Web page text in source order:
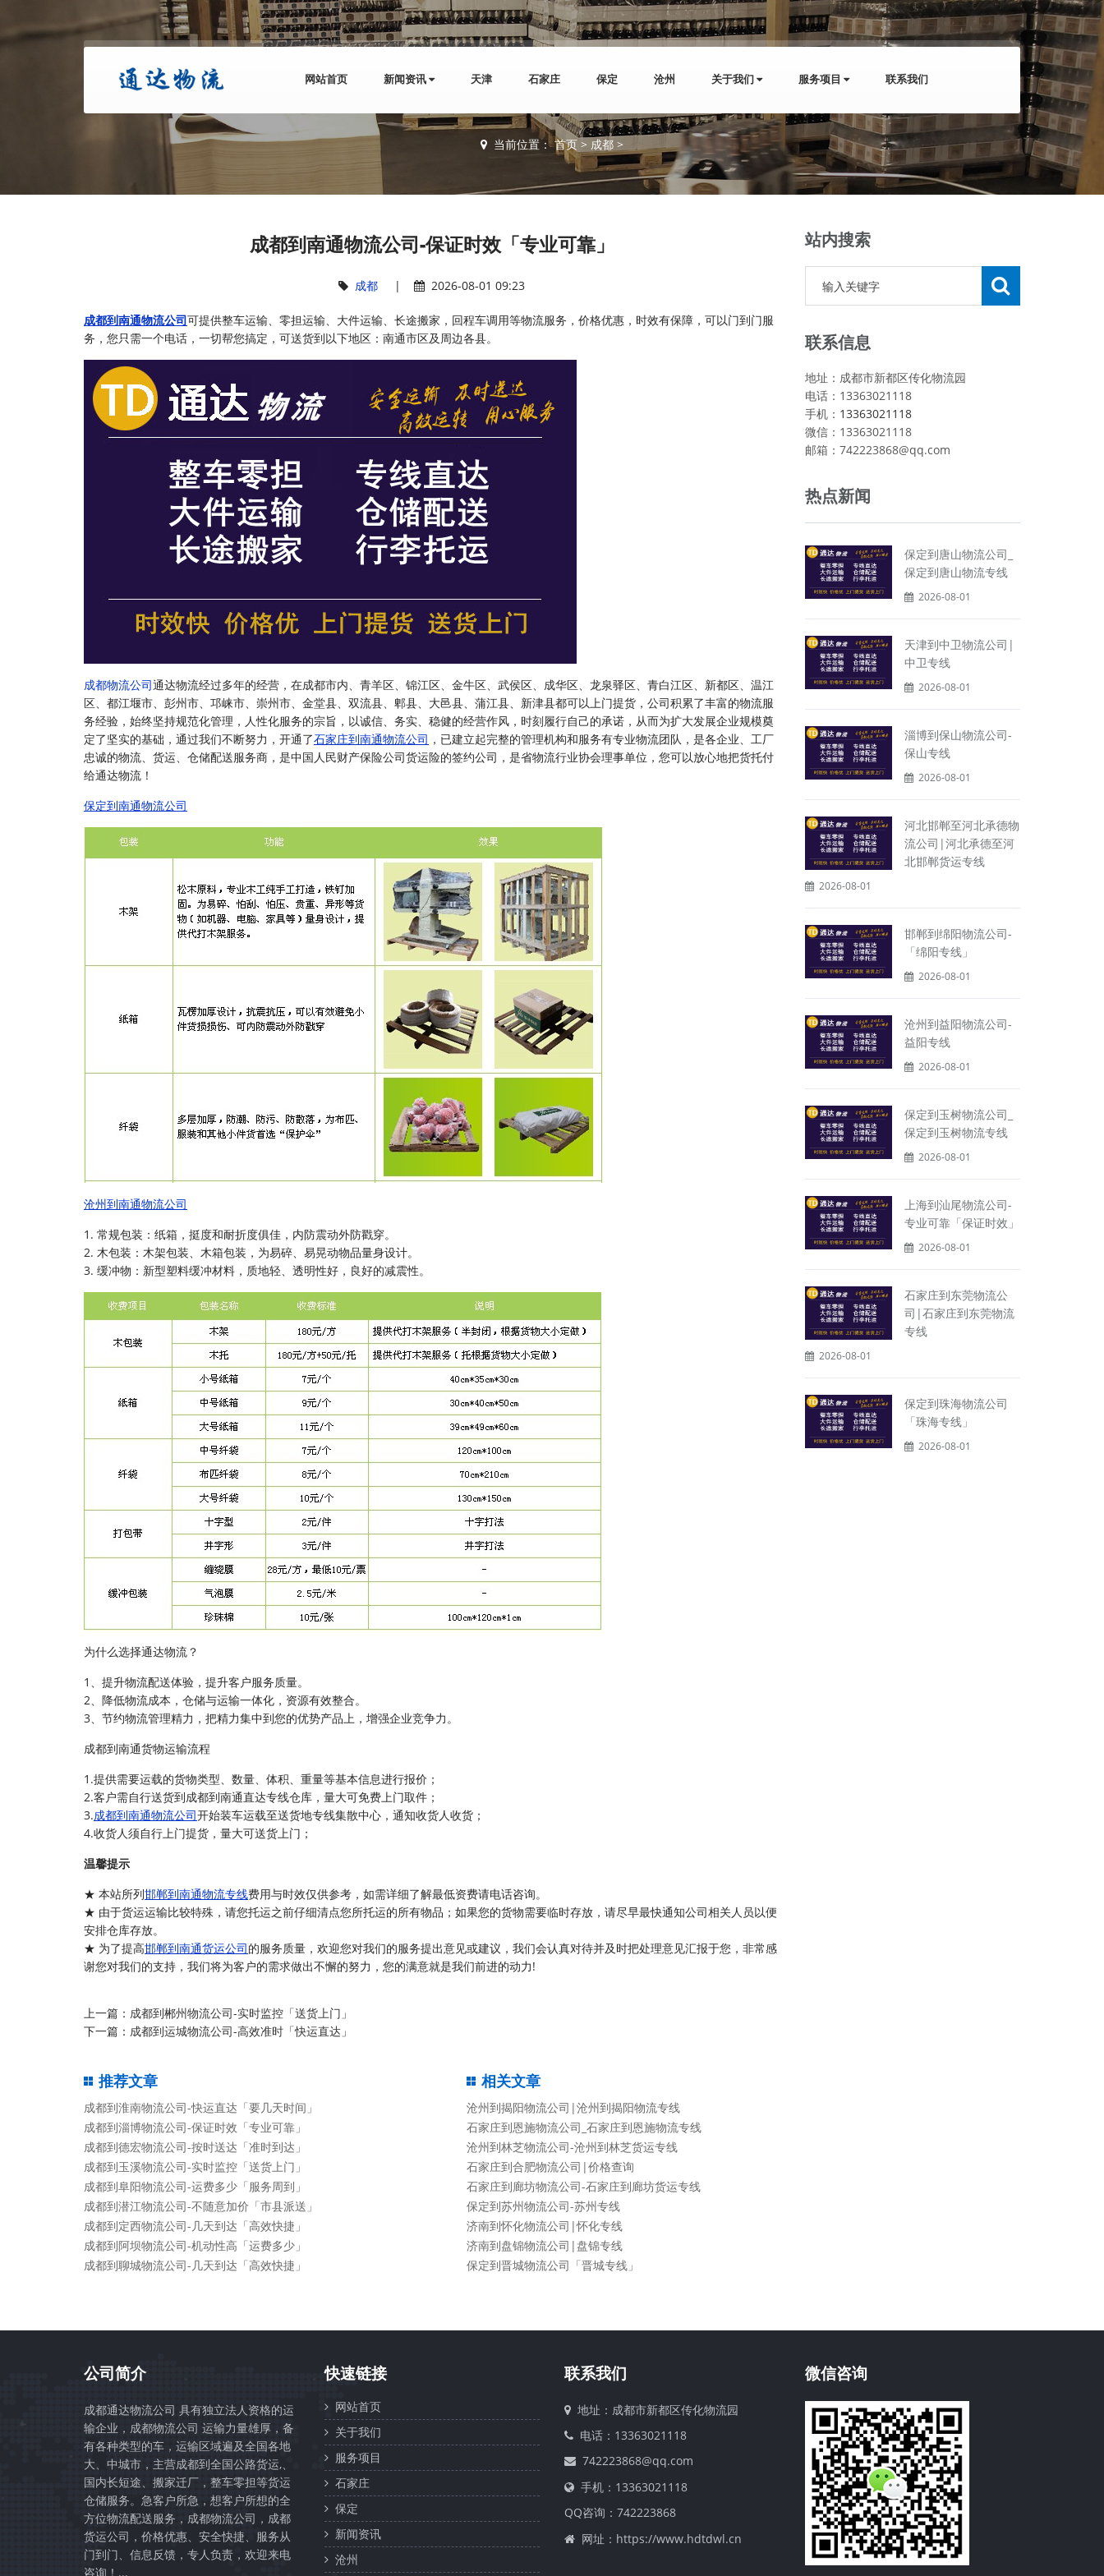
网站首页 新闻资讯 天津 石家庄 保定 沧州 关于我们 服务项目 联系我们
当前位置：首页 > 成都 >
成都到南通物流公司-保证时效「专业可靠」
成都 | 2026-08-01 09:23
成都到南通物流公司可提供整车运输、零担运输、大件运输、长途搬家，回程车调用等物流服务，价格优惠，时效有保障，可以门到门服
务，您只需一个电话，一切帮您搞定，可送货到以下地区：南通市区及周边各县。
成都物流公司通达物流经过多年的经营，在成都市内、青羊区、锦江区、金牛区、武侯区、成华区、龙泉驿区、青白江区、新都区、温江
区、都江堰市、彭州市、邛崃市、崇州市、金堂县、双流县、郫县、大邑县、蒲江县、新津县都可以上门提货，公司积累了丰富的物流服
务经验，始终坚持规范化管理，人性化服务的宗旨，以诚信、务实、稳健的经营作风，时刻履行自己的承诺，从而为扩大发展企业规模奠
定了坚实的基础，通过我们不断努力，开通了石家庄到南通物流公司 ，已建立起完整的管理机构和服务有专业物流团队，是各企业、工厂
忠诚的物流、货运、仓储配送服务商，是中国人民财产保险公司货运险的签约公司，是省物流行业协会理事单位，您可以放心地把货托付
给通达物流！
保定到南通物流公司
沧州到南通物流公司
1. 常规包装：纸箱，挺度和耐折度俱佳，内防震动外防戳穿。
2. 木包装：木架包装、木箱包装，为易碎、易晃动物品量身设计。
3. 缓冲物：新型塑料缓冲材料，质地轻、透明性好，良好的减震性。
为什么选择通达物流？
1、提升物流配送体验，提升客户服务质量。
2、降低物流成本，仓储与运输一体化，资源有效整合。
3、节约物流管理精力，把精力集中到您的优势产品上，增强企业竞争力。
成都到南通货物运输流程
1.提供需要运载的货物类型、数量、体积、重量等基本信息进行报价；
2.客户需自行送货到成都到南通直达专线仓库，量大可免费上门取件；
3.成都到南通物流公司开始装车运载至送货地专线集散中心，通知收货人收货；
4.收货人须自行上门提货，量大可送货上门；
温馨提示
★ 本站所列邯郸到南通物流专线费用与时效仅供参考，如需详细了解最低资费请电话咨询。
★ 由于货运运输比较特殊，请您托运之前仔细清点您所托运的所有物品；如果您的货物需要临时存放，请尽早最快通知公司相关人员以便
安排仓库存放。
★ 为了提高邯郸到南通货运公司的服务质量，欢迎您对我们的服务提出意见或建议，我们会认真对待并及时把处理意见汇报于您，非常感
谢您对我们的支持，我们将为客户的需求做出不懈的努力，您的满意就是我们前进的动力!
上一篇： 成都到郴州物流公司-实时监控「送货上门」
下一篇： 成都到运城物流公司-高效准时「快运直达」
推荐文章
成都到淮南物流公司-快运直达「要几天时间」
成都到淄博物流公司-保证时效「专业可靠」
成都到德宏物流公司-按时送达「准时到达」
成都到玉溪物流公司-实时监控「送货上门」
成都到阜阳物流公司-运费多少「服务周到」
成都到潜江物流公司-不随意加价「市县派送」
成都到定西物流公司-几天到达「高效快捷」
成都到阿坝物流公司-机动性高「运费多少」
成都到聊城物流公司-几天到达「高效快捷」
相关文章
沧州到揭阳物流公司|沧州到揭阳物流专线
石家庄到恩施物流公司_石家庄到恩施物流专线
沧州到林芝物流公司-沧州到林芝货运专线
石家庄到合肥物流公司|价格查询
石家庄到廊坊物流公司-石家庄到廊坊货运专线
保定到苏州物流公司-苏州专线
济南到怀化物流公司|怀化专线
济南到盘锦物流公司|盘锦专线
保定到晋城物流公司「晋城专线」
站内搜索
联系信息
地址：成都市新都区传化物流园
电话：13363021118
手机： 13363021118
微信：13363021118
邮箱：742223868@qq.com
热点新闻
保定到唐山物流公司_
保定到唐山物流专线
2026-08-01
天津到中卫物流公司|
中卫专线
2026-08-01
淄博到保山物流公司-
保山专线
2026-08-01
河北邯郸至河北承德物
流公司|河北承德至河
北邯郸货运专线
2026-08-01
邯郸到绵阳物流公司-
「绵阳专线」
2026-08-01
沧州到益阳物流公司-
益阳专线
2026-08-01
保定到玉树物流公司_
保定到玉树物流专线
2026-08-01
上海到汕尾物流公司-
专业可靠「保证时效」
2026-08-01
石家庄到东莞物流公
司|石家庄到东莞物流
专线
2026-08-01
保定到珠海物流公司
「珠海专线」
2026-08-01
公司简介
成都通达物流公司 具有独立法人资格的运
输企业，成都物流公司 运输力量雄厚，备
有各种类型的车，运输区域遍及全国各地
大、中城市，主营成都到全国公路货运,、
国内长短途、搬家迁厂，整车零担等货运
仓储服务。急客户所急，想客户所想的全
方位物流配送服务，成都物流公司，成都
货运公司，价格优惠、安全快捷、服务从
门到门、信息反馈，专人负责，欢迎来电
咨询！...
快速链接
网站首页
关于我们
服务项目
石家庄
保定
新闻资讯
沧州
联系我们
地址：成都市新都区传化物流园
电话：13363021118
742223868@qq.com
手机：13363021118
QQ咨询： 742223868
网址：https://www.hdtdwl.cn
微信咨询